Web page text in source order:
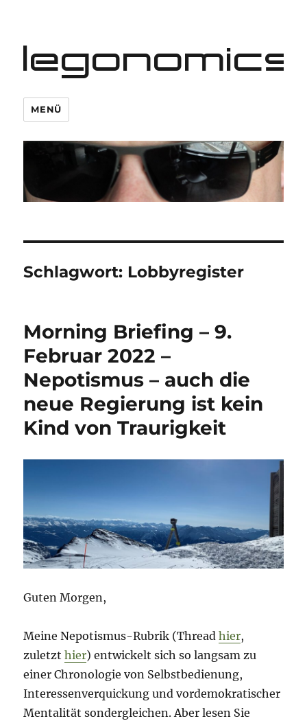
legonomics
MENÜ
Schlagwort: Lobbyregister
Morning Briefing – 9.
Februar 2022 –
Nepotismus – auch die
neue Regierung ist kein
Kind von Traurigkeit
Guten Morgen,
Meine Nepotismus-Rubrik (Threadhier,
zuletzthier) entwickelt sich so langsam zu
einer Chronologie von Selbstbedienung,
Interessenverquickung und vordemokratischer
Mentalität sondergleichen. Aber lesen Sie